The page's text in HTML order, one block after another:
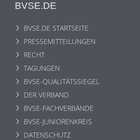
BVSE.DE
BVSE.DE STARTSEITE
PRESSEMITTEILUNGEN
RECHT
TAGUNGEN
BVSE-QUALITÄTSSIEGEL
DER VERBAND
BVSE-FACHVERBÄNDE
BVSE-JUNIORENKREIS
DATENSCHUTZ